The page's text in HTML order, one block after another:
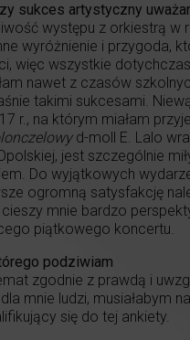
sukces artystyczny
występu z orkiestrą w
wyróżnienie i przygoda,
więc wszystkie
nawet z czasów
takimi sukcesami.
r., na którym miałam
d-moll E. Lalo
jest szczególnie
Do wyjątkowych
ogromną satysfakcję
cieszy mnie bardzo
piątkowego koncertu.
podziwiam
zgodnie z prawdą i
mnie ludzi, musiałabym
się do tej ankiety.